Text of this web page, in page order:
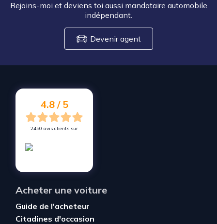
Rejoins-moi et deviens toi aussi mandataire automobile
indépendant.
Devenir agent
4.8 / 5
2450 avis clients sur
Acheter une voiture
Guide de l'acheteur
Citadines d'occasion